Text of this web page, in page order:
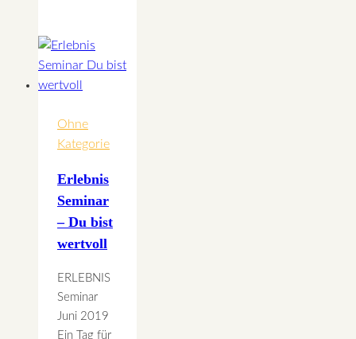
Intuitives
MenschSEIN
Seminar
Ohne
Kategorie
Erlebnis
Seminar
– Du bist
wertvoll
ERLEBNIS
Seminar
Juni 2019
Ein Tag für